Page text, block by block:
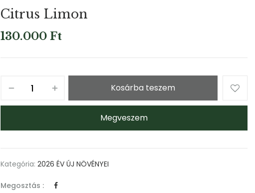
Citrus Limon
130.000 Ft
Kosárba teszem
Megveszem
Kategória: 2026 ÉV ÚJ NÖVÉNYEI
Megosztás :